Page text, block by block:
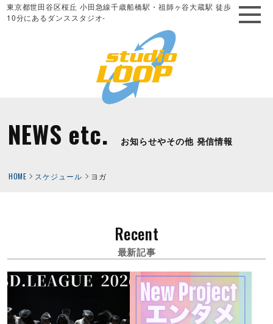
東京都世田谷区桜丘 小田急線千歳船橋駅・祖師ヶ谷大蔵駅 徒歩
10分にあるダンススタジオ-
NEWS etc. お知らせやその他 発信情報
HOME スケジュール ヨガ
Recent
最新記事